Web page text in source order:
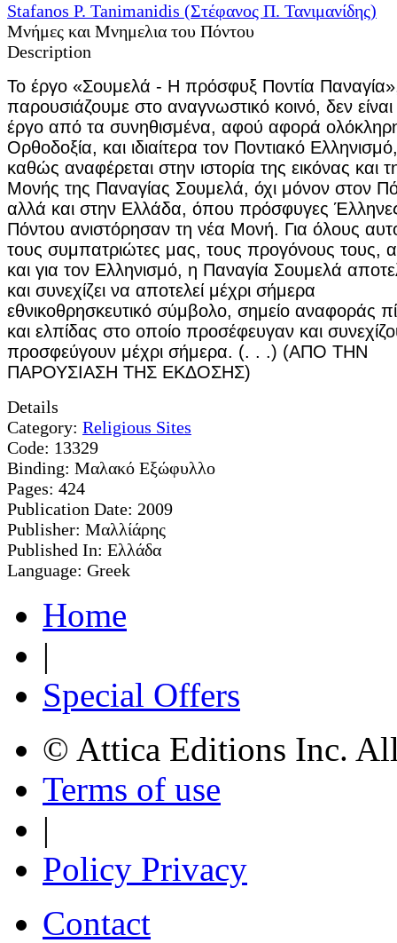
Stafanos P. Tanimanidis (Στέφανος Π. Τανιμανίδης)
Μνήμες και Μνημελια του Πόντου
Description
Το έργο «Σουμελά - Η πρόσφυξ Ποντία
παρουσιάζουμε στο αναγνωστικό κοινό, δεν
έργο από τα συνηθισμένα, αφού αφορά
Ορθοδοξία, και ιδιαίτερα τον Ποντιακό Ελληνισμό,
καθώς αναφέρεται στην ιστορία της εικόνας και
Μονής της Παναγίας Σουμελά, όχι μόνον στον
αλλά και στην Ελλάδα, όπου πρόσφυγες
Πόντου ανιστόρησαν τη νέα Μονή. Για όλους
τους συμπατριώτες μας, τους προγόνους τους,
και για τον Ελληνισμό, η Παναγία Σουμελά
και συνεχίζει να αποτελεί μέχρι σήμερα
εθνικοθρησκευτικό σύμβολο, σημείο αναφοράς
και ελπίδας στο οποίο προσέφευγαν και
προσφεύγουν μέχρι σήμερα. (. . .) (ΑΠΟ ΤΗΝ
ΠΑΡΟΥΣΙΑΣΗ ΤΗΣ ΕΚΔΟΣΗΣ)
Details
Category: Religious Sites
Code: 13329
Binding: Μαλακό Εξώφυλλο
Pages: 424
Publication Date: 2009
Publisher: Μαλλίάρης
Published In: Ελλάδα
Language: Greek
Home
|
Special Offers
© Attica Editions Inc.
Terms of use
|
Policy Privacy
Contact